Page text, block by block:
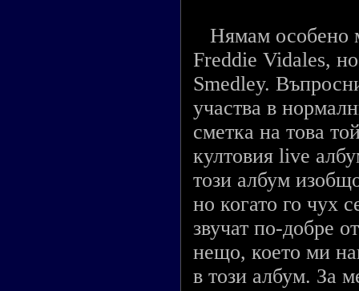
Нямам особено
Freddie Vidales,
Smedley.
участва в
сметка на това
култовия live
този албум
но когато го чух
звучат по-добре
нещо, което ми
в този албум. За